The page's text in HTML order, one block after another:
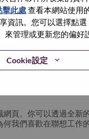
擊此處查看本網站使用
資訊。您可以選擇點
來管理或更新您的偏好
Cookie設定
，你可以選擇”忘記密
連絡我們的人力資源部
及在郵件中例明你
頁。你可以透過全新
我們喜歡在聯想工作